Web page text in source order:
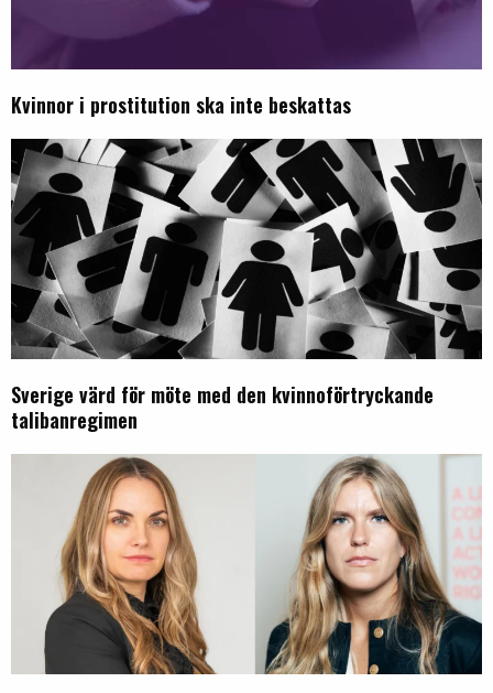
Kvinnor i prostitution ska inte beskattas
Sverige värd för möte med den kvinnoförtryckande
talibanregimen